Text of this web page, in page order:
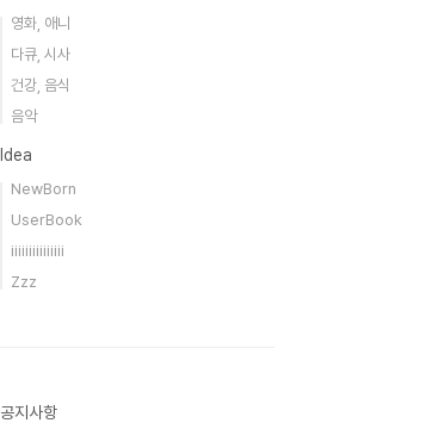
영화, 애니
다큐, 시사
건강, 음식
음악
Idea
NewBorn
UserBook
iiiiiiiiiiiiiii
Zzz
공지사항